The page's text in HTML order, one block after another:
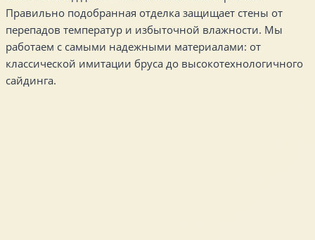
Правильно подобранная отделка защищает стены от
перепадов температур и избыточной влажности. Мы
работаем с самыми надежными материалами: от
классической имитации бруса до высокотехнологичного
сайдинга.